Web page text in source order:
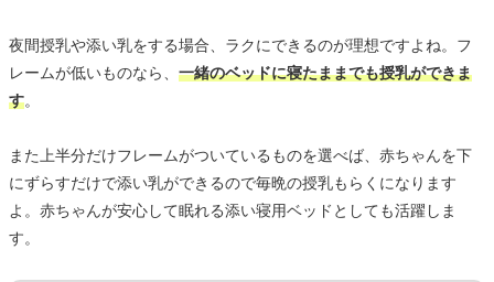
夜間授乳や添い乳をする場合、ラクにできるのが理想ですよね。フ
レームが低いものなら、 一緒のベッドに寝たままでも授乳ができま
す。
また上半分だけフレームがついているものを選べば、赤ちゃんを下
にずらすだけで添い乳ができるので毎晩の授乳もらくになります
よ。赤ちゃんが安心して眠れる添い寝用ベッドとしても活躍しま
す。